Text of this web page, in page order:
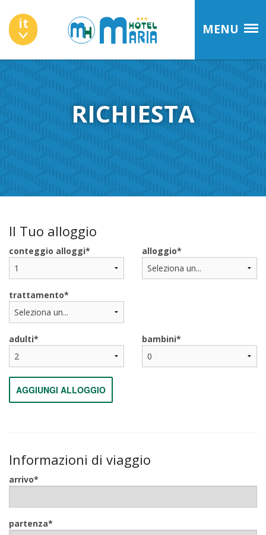
it MENU
RICHIESTA
Il Tuo alloggio
conteggio alloggi alloggio
trattamento
adulti bambini
AGGIUNGI ALLOGGIO
Informazioni di viaggio
arrivo
partenza